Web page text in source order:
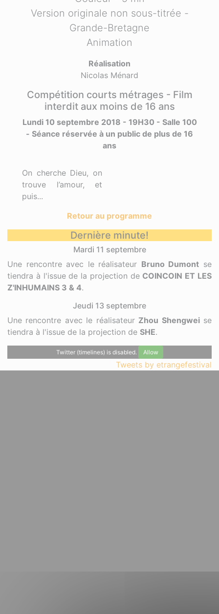
Version originale non sous-titrée -
Grande-Bretagne
Animation
Réalisation
Nicolas Ménard
Compétition courts métrages - Film
interdit aux moins de 16 ans
Lundi 10 septembre 2018 - 19H30 - Salle 100
- Séance réservée à un public de plus de 16
ans
On cherche Dieu, on
trouve l’amour, et
puis...
Retour au programme
Dernière minute!
Mardi 11 septembre
Une rencontre avec le réalisateur Bruno Dumont se
tiendra à l'issue de la projection de COINCOIN ET LES
Z'INHUMAINS 3 & 4.
Jeudi 13 septembre
Une rencontre avec le réalisateur Zhou Shengweise
tiendra à l'issue de la projection de SHE.
Twitter (timelines) is disabled. Allow
Tweets by etrangefestival